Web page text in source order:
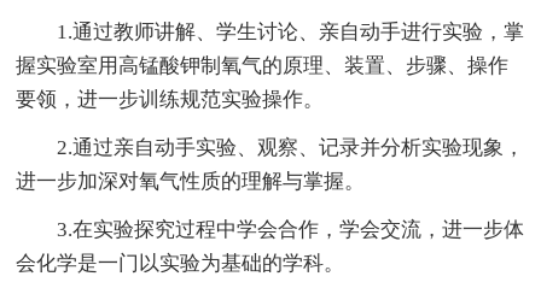
1.通过教师讲解、学生讨论、亲自动手进行实验，掌
握实验室用高锰酸钾制氧气的原理、装置、步骤、操作
要领，进一步训练规范实验操作。
2.通过亲自动手实验、观察、记录并分析实验现象，
进一步加深对氧气性质的理解与掌握。
3.在实验探究过程中学会合作，学会交流，进一步体
会化学是一门以实验为基础的学科。